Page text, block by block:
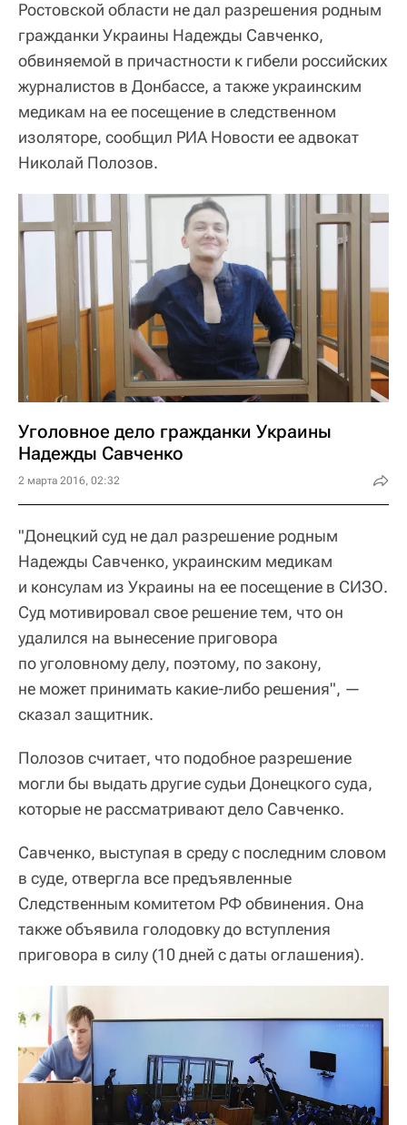
Ростовской области не дал разрешения родным
гражданки Украины Надежды Савченко,
обвиняемой в причастности к гибели российских
журналистов в Донбассе, а также украинским
медикам на ее посещение в следственном
изоляторе, сообщил РИА Новости ее адвокат
Николай Полозов.
Уголовное дело гражданки Украины
Надежды Савченко
2 марта 2016, 02:32
"Донецкий суд не дал разрешение родным
Надежды Савченко, украинским медикам
и консулам из Украины на ее посещение в СИЗО.
Суд мотивировал свое решение тем, что он
удалился на вынесение приговора
по уголовному делу, поэтому, по закону,
не может принимать какие-либо решения", —
сказал защитник.
Полозов считает, что подобное разрешение
могли бы выдать другие судьи Донецкого суда,
которые не рассматривают дело Савченко.
Савченко, выступая в среду с последним словом
в суде, отвергла все предъявленные
Следственным комитетом РФ обвинения. Она
также объявила голодовку до вступления
приговора в силу (10 дней с даты оглашения).